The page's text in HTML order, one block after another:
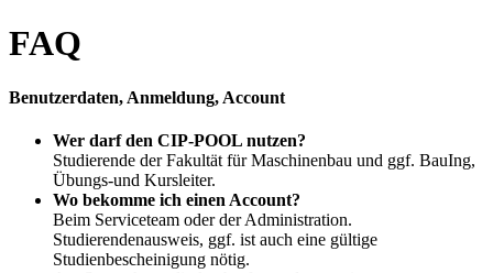
FAQ
Benutzerdaten, Anmeldung, Account
Wer darf den CIP-POOL nutzen?
Studierende der Fakultät für Maschinenbau und ggf. BauIng,
Übungs-und Kursleiter.
Wo bekomme ich einen Account?
Beim Serviceteam oder der Administration.
Studierendenausweis, ggf. ist auch eine gültige
Studienbescheinigung nötig.